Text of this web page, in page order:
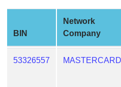
Generator
Credit
Card
from
BIN
Network
Company
53326557 MASTERCARD